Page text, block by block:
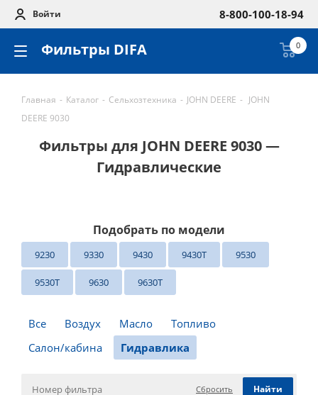
Войти 8-800-100-18-94
Фильтры DIFA 0
Главная - Каталог - Сельхозтехника - JOHN DEERE - JOHN
DEERE 9030
Фильтры для JOHN DEERE 9030 —
Гидравлические
Подобрать по модели
9230 9330 9430 9430T 9530
9530T 9630 9630T
Все Воздух Масло
Топливо
Салон/кабина
Гидравлика
Сбросить